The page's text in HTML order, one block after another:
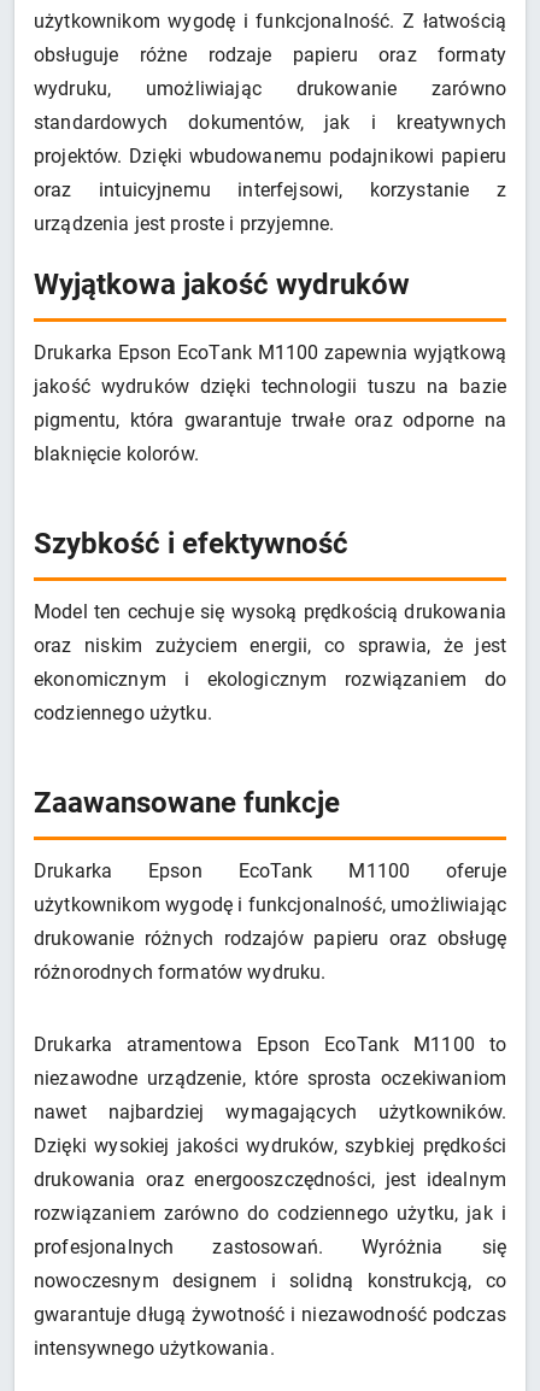
użytkownikom wygodę i funkcjonalność. Z łatwością
obsługuje różne rodzaje papieru oraz formaty
wydruku, umożliwiając drukowanie zarówno
standardowych dokumentów, jak i kreatywnych
projektów. Dzięki wbudowanemu podajnikowi papieru
oraz intuicyjnemu interfejsowi, korzystanie z
urządzenia jest proste i przyjemne.
Wyjątkowa jakość wydruków
Drukarka Epson EcoTank M1100 zapewnia wyjątkową
jakość wydruków dzięki technologii tuszu na bazie
pigmentu, która gwarantuje trwałe oraz odporne na
blaknięcie kolorów.
Szybkość i efektywność
Model ten cechuje się wysoką prędkością drukowania
oraz niskim zużyciem energii, co sprawia, że jest
ekonomicznym i ekologicznym rozwiązaniem do
codziennego użytku.
Zaawansowane funkcje
Drukarka Epson EcoTank M1100 oferuje
użytkownikom wygodę i funkcjonalność, umożliwiając
drukowanie różnych rodzajów papieru oraz obsługę
różnorodnych formatów wydruku.
Drukarka atramentowa Epson EcoTank M1100 to
niezawodne urządzenie, które sprosta oczekiwaniom
nawet najbardziej wymagających użytkowników.
Dzięki wysokiej jakości wydruków, szybkiej prędkości
drukowania oraz energooszczędności, jest idealnym
rozwiązaniem zarówno do codziennego użytku, jak i
profesjonalnych zastosowań. Wyróżnia się
nowoczesnym designem i solidną konstrukcją, co
gwarantuje długą żywotność i niezawodność podczas
intensywnego użytkowania.